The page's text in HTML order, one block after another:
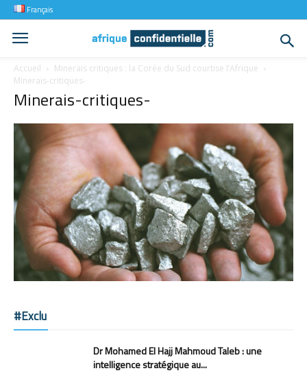
Français
Accueil
Minerais critiques : la Corée du Sud courtise l’Afrique
Minerais-critiques-
Minerais-critiques-
#Exclu
Dr Mohamed El Hajj Mahmoud Taleb : une
intelligence stratégique au...